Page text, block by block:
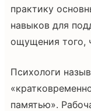
практику
навыков для
ощущения того,
Психологи
памятью».